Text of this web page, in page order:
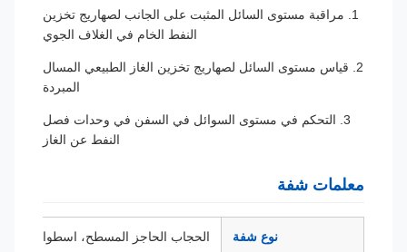
1. مراقبة مستوى السائل المثبت على الجانب لصهاريج تخزين
النفط الخام في الغلاف الجوي
2. قياس مستوى السائل لصهاريج تخزين الغاز الطبيعي المسال
المبردة
3. التحكم في مستوى السوائل في السفن في وحدات فصل
النفط عن الغاز
معلمات شفة
نوع شفة الحجاب الحاجز المسطح، اسطوانة الإدراج